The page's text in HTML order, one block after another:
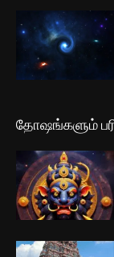
தோஷங்களும்